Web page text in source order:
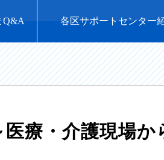
Q&A 各区サポートセンター
療・介護現場か